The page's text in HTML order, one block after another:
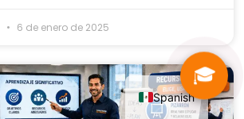
6 de enero de 2025
🎓
Spanish